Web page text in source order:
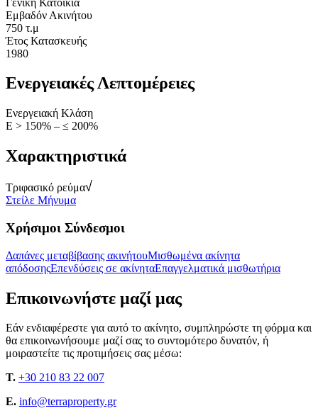
Εμβαδόν Ακινήτου
750 τ.μ
Έτος Κατασκευής
1980
Ενεργειακές Λεπτομέρειες
Ενεργειακή Κλάση
Ε > 150% – ≤ 200%
Χαρακτηριστικά
Τριφασικό ρεύμα
Στείλε Μήνυμα
Χρήσιμοι Σύνδεσμοι
Δαπάνες μεταβίβασης ακινήτουΜισθωμένα ακίνητα
απόδοσηςΕπενδύσεις σε ακίνηταΕπαγγελματικά μισθωτήρια
Επικοινωνήστε μαζί μας
Εάν ενδιαφέρεστε για αυτό το ακίνητο, συμπληρώστε τη φόρμα και
θα επικοινωνήσουμε μαζί σας το συντομότερο δυνατόν, ή
μοιραστείτε τις προτιμήσεις σας μέσω:
T. +30 210 83 22 007
E. info@terraproperty.gr